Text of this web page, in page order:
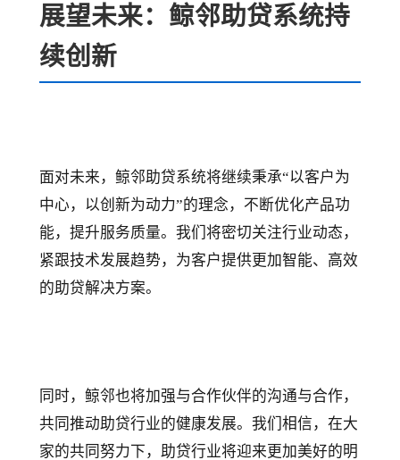
展望未来：鲸邻助贷系统持
续创新
面对未来，鲸邻助贷系统将继续秉承“以客户为
中心，以创新为动力”的理念，不断优化产品功
能，提升服务质量。我们将密切关注行业动态，
紧跟技术发展趋势，为客户提供更加智能、高效
的助贷解决方案。
同时，鲸邻也将加强与合作伙伴的沟通与合作，
共同推动助贷行业的健康发展。我们相信，在大
家的共同努力下，助贷行业将迎来更加美好的明